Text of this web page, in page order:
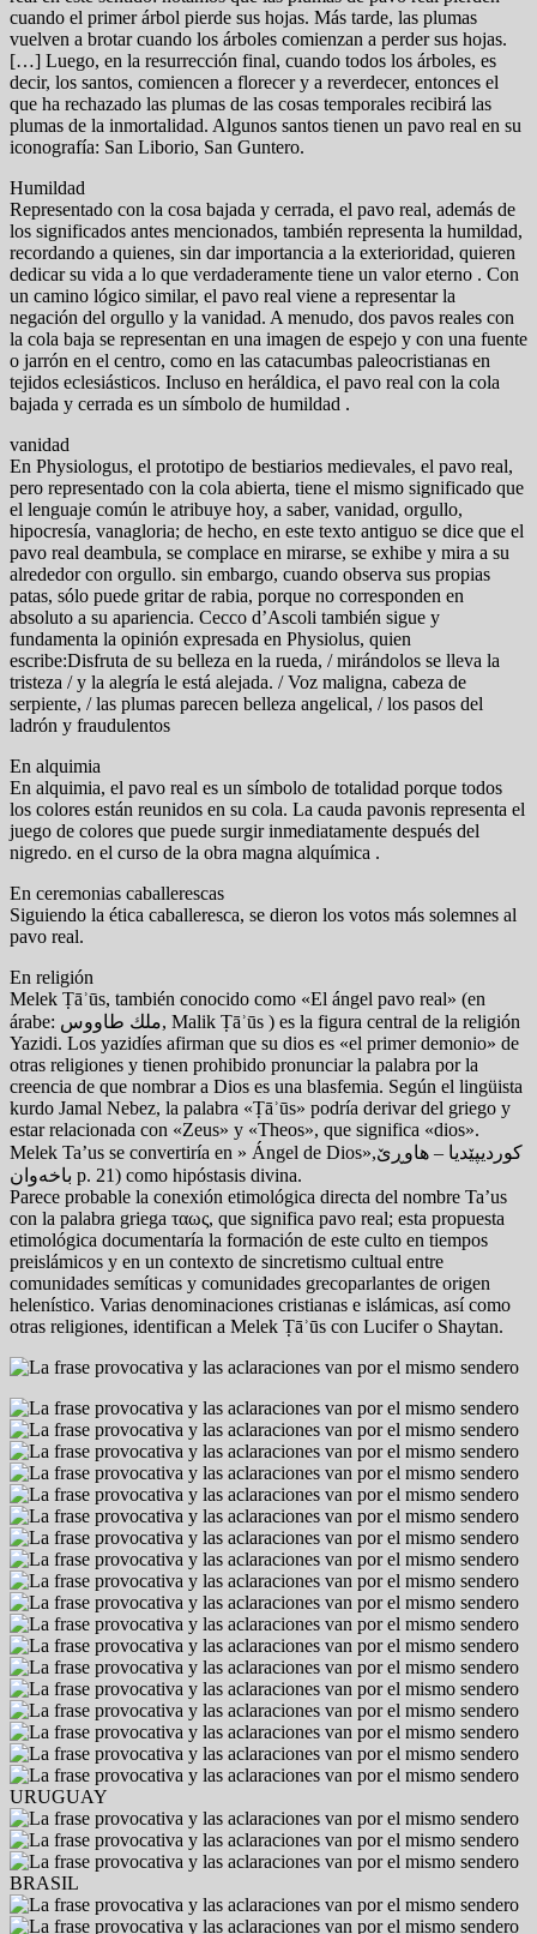
cuando el primer árbol pierde sus hojas. Más tarde, las plumas
vuelven a brotar cuando los árboles comienzan a perder sus hojas.
[…] Luego, en la resurrección final, cuando todos los árboles, es
decir, los santos, comiencen a florecer y a reverdecer, entonces el
que ha rechazado las plumas de las cosas temporales recibirá las
plumas de la inmortalidad. Algunos santos tienen un pavo real en su
iconografía: San Liborio, San Guntero.
Humildad
Representado con la cosa bajada y cerrada, el pavo real, además de
los significados antes mencionados, también representa la humildad,
recordando a quienes, sin dar importancia a la exterioridad, quieren
dedicar su vida a lo que verdaderamente tiene un valor eterno . Con
un camino lógico similar, el pavo real viene a representar la
negación del orgullo y la vanidad. A menudo, dos pavos reales con
la cola baja se representan en una imagen de espejo y con una fuente
o jarrón en el centro, como en las catacumbas paleocristianas en
tejidos eclesiásticos. Incluso en heráldica, el pavo real con la cola
bajada y cerrada es un símbolo de humildad .
vanidad
En Physiologus, el prototipo de bestiarios medievales, el pavo real,
pero representado con la cola abierta, tiene el mismo significado que
el lenguaje común le atribuye hoy, a saber, vanidad, orgullo,
hipocresía, vanagloria; de hecho, en este texto antiguo se dice que el
pavo real deambula, se complace en mirarse, se exhibe y mira a su
alrededor con orgullo. sin embargo, cuando observa sus propias
patas, sólo puede gritar de rabia, porque no corresponden en
absoluto a su apariencia. Cecco d’Ascoli también sigue y
fundamenta la opinión expresada en Physiolus, quien
escribe:Disfruta de su belleza en la rueda, / mirándolos se lleva la
tristeza / y la alegría le está alejada. / Voz maligna, cabeza de
serpiente, / las plumas parecen belleza angelical, / los pasos del
ladrón y fraudulentos
En alquimia
En alquimia, el pavo real es un símbolo de totalidad porque todos
los colores están reunidos en su cola. La cauda pavonis representa el
juego de colores que puede surgir inmediatamente después del
nigredo. en el curso de la obra magna alquímica .
En ceremonias caballerescas
Siguiendo la ética caballeresca, se dieron los votos más solemnes al
pavo real.
En religión
Melek Ṭāʾūs, también conocido como «El ángel pavo real» (en
árabe: ملك طاووس, Malik Ṭāʾūs ) es la figura central de la religión
Yazidi. Los yazidíes afirman que su dios es «el primer demonio» de
otras religiones y tienen prohibido pronunciar la palabra por la
creencia de que nombrar a Dios es una blasfemia. Según el lingüista
kurdo Jamal Nebez, la palabra «Ṭāʾūs» podría derivar del griego y
estar relacionada con «Zeus» y «Theos», que significa «dios».
Melek Ta’us se convertiría en » Ángel de Dios»,کوردیپێدیا – هاوڕێ
باخەوان p. 21) como hipóstasis divina.
Parece probable la conexión etimológica directa del nombre Ta’us
con la palabra griega ταως, que significa pavo real; esta propuesta
etimológica documentaría la formación de este culto en tiempos
preislámicos y en un contexto de sincretismo cultual entre
comunidades semíticas y comunidades grecoparlantes de origen
helenístico. Varias denominaciones cristianas e islámicas, así como
otras religiones, identifican a Melek Ṭāʾūs con Lucifer o Shaytan.
URUGUAY
BRASIL